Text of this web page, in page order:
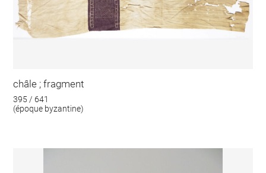
châle ; fragment
395 / 641
(époque byzantine)